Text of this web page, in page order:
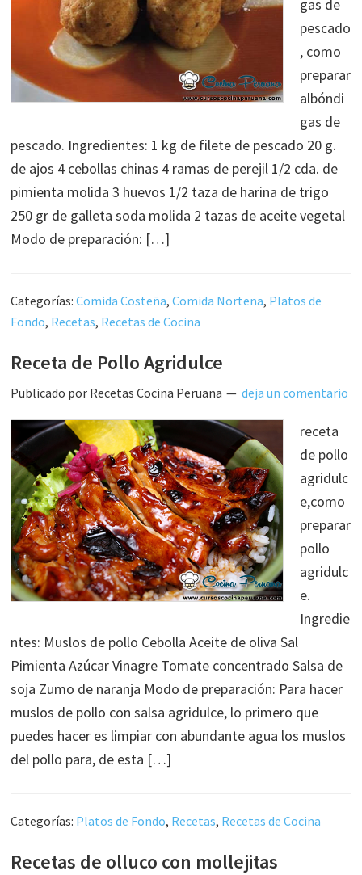
gas de
pescado
, como
preparar
albóndi
gas de
pescado. Ingredientes: 1 kg de filete de pescado 20 g.
de ajos 4 cebollas chinas 4 ramas de perejil 1/2 cda. de
pimienta molida 3 huevos 1/2 taza de harina de trigo
250 gr de galleta soda molida 2 tazas de aceite vegetal
Modo de preparación: […]
Categorías:Comida Costeña,Comida Nortena, Platos de
Fondo, Recetas, Recetas de Cocina
Receta de Pollo Agridulce
Publicado por Recetas Cocina Peruana deja un comentario
receta
de pollo
agridulc
e,como
preparar
pollo
agridulc
e.
Ingredie
ntes: Muslos de pollo Cebolla Aceite de oliva Sal
Pimienta Azúcar Vinagre Tomate concentrado Salsa de
soja Zumo de naranja Modo de preparación: Para hacer
muslos de pollo con salsa agridulce, lo primero que
puedes hacer es limpiar con abundante agua los muslos
del pollo para, de esta […]
Categorías: Platos de Fondo, Recetas, Recetas de Cocina
Recetas de olluco con mollejitas